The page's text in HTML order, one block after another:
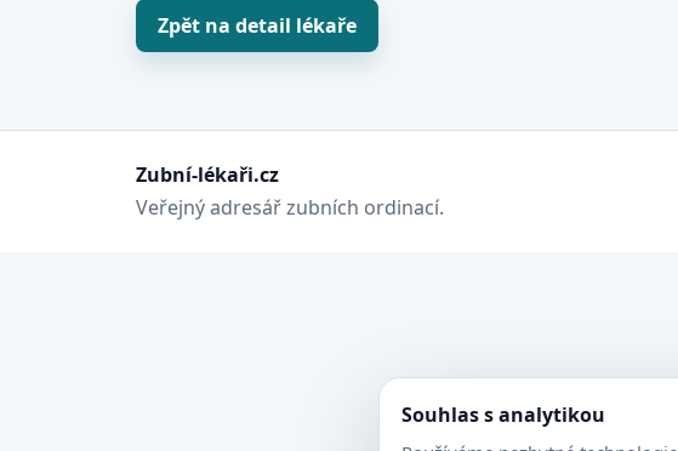
Zpět na detail lékaře
Zubní-lékaři.cz
Veřejný adresář zubních ordinací.
Souhlas s analytikou